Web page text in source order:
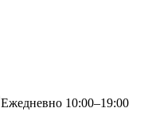
Ежедневно 10:00–19:00